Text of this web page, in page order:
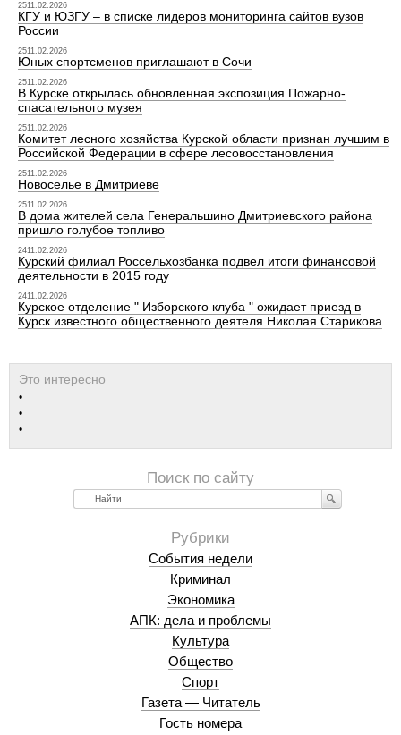
2511.02.2026
КГУ и ЮЗГУ – в списке лидеров мониторинга сайтов вузов
России
2511.02.2026
Юных спортсменов приглашают в Сочи
2511.02.2026
В Курске открылась обновленная экспозиция Пожарно-
спасательного музея
2511.02.2026
Комитет лесного хозяйства Курской области признан лучшим в
Российской Федерации в сфере лесовосстановления
2511.02.2026
Новоселье в Дмитриеве
2511.02.2026
В дома жителей села Генеральшино Дмитриевского района
пришло голубое топливо
2411.02.2026
Курский филиал Россельхозбанка подвел итоги финансовой
деятельности в 2015 году
2411.02.2026
Курское отделение " Изборского клуба " ожидает приезд в
Курск известного общественного деятеля Николая Старикова
Найти
События недели
Криминал
Экономика
АПК: дела и проблемы
Культура
Общество
Спорт
Газета — Читатель
Гость номера